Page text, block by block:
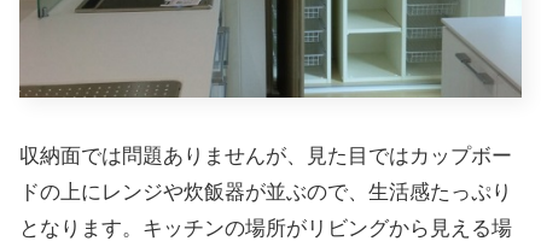
収納面では問題ありませんが、見た目ではカップボー
ドの上にレンジや炊飯器が並ぶので、生活感たっぷり
となります。キッチンの場所がリビングから見える場